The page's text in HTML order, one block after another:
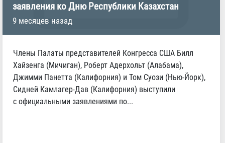
заявления ко Дню Республики Казахстан
9 месяцев назад
Члены Палаты представителей Конгресса США Билл
Хайзенга (Мичиган), Роберт Адерхольт (Алабама),
Джимми Панетта (Калифорния) и Том Суози (Нью-Йорк),
Сидней Камлагер-Дав (Калифорния) выступили
с официальными заявлениями по...